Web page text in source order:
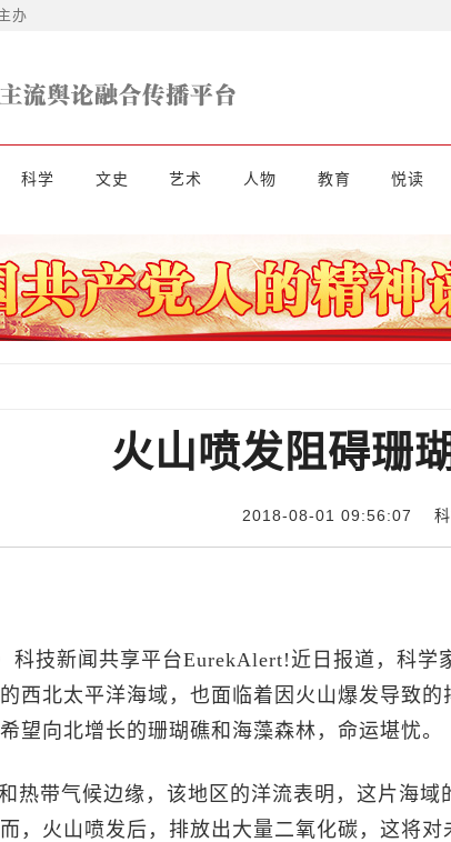
办
科学 文史 艺术 人物 教育 悦读
火山喷发阻碍珊
2018-08-01 09:56:07
科技新闻共享平台EurekAlert!近日报道，科学
西北太平洋海域，也面临着因火山爆发导致的
望向北增长的珊瑚礁和海藻森林，命运堪忧。
热带气候边缘，该地区的洋流表明，这片海域
，火山喷发后，排放出大量二氧化碳，这将对